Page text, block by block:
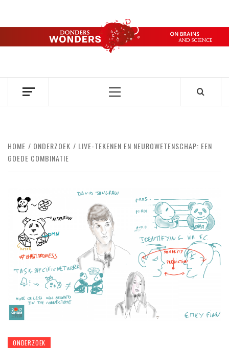
de
DONDERS
OVER HERSENEN EN WETENSCHAP // ON BRAINS AND
Primair
HOME ONDERZOEK
LIVE-TEKENEN EN NEUROWETENSCHAP: EEN
GOEDE COMBINATIE
ONDERZOEK